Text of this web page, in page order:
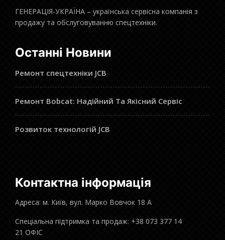
ГЕНЕРАЦІЯ-УКРАЇНА – українська сервісна компанія з
продажу та обслуговуванню спецтехніки.
Останні Новини
Ремонт спецтехніки JCB
Ремонт Bobcat: Надійний Та Якісний Сервіс
Розвиток технологій JCB
Контактна інформація
Адреса: м. Київ, вул. Марко Вовчок 18 А
Спеціальна підтримка та продаж: +38 073 377 14
21 ОФІС